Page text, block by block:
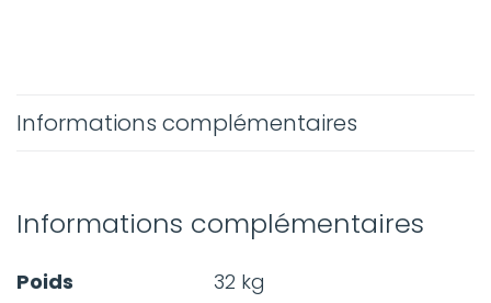
Informations complémentaires
Informations complémentaires
Poids
32 kg